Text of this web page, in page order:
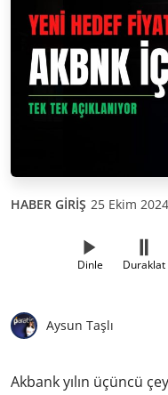
HABER GİRİŞ 25 Ekim
Dinle Duraklat
Aysun Taşlı
Akbank yılın üçüncü